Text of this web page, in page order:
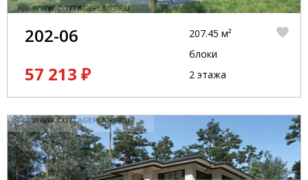
202-06
57 213 ₽
207.45 м²
блоки
2 этажа